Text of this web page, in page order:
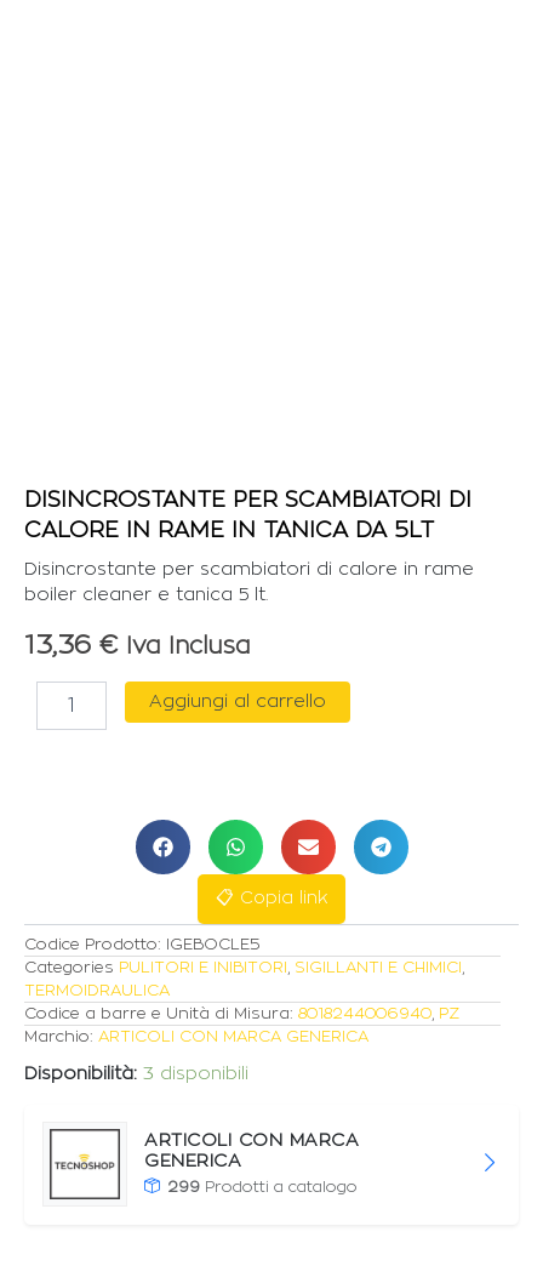
DISINCROSTANTE PER SCAMBIATORI DI
CALORE IN RAME IN TANICA DA 5LT
Disincrostante per scambiatori di calore in rame
boiler cleaner e tanica 5 lt.
13,36 € Iva Inclusa
DISINCROSTANTE
5LT
quantità
Aggiungi al carrello
📋 Copia link
Codice Prodotto: IGEBOCLE5
Categories PULITORI E INIBITORI SIGILLANTI E CHIMICI
TERMOIDRAULICA
Codice a barre e Unità di Misura: 8018244006940 PZ
Marchio: ARTICOLI CON MARCA GENERICA
Disponibilità: 3 disponibili
ARTICOLI CON MARCA
GENERICA
299 Prodotti a catalogo